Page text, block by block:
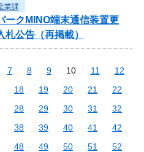
業課
ークMINO端末通信装置更
公告（再掲載）
7 8 9 10 11
12
18 19 20 21
22
28 29 30 31
32
38 39 40 41
42
48 49 50 51
52